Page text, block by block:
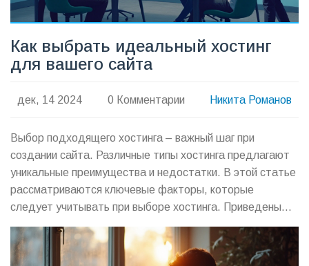
Как выбрать идеальный хостинг
для вашего сайта
дек, 14 2024 0 Комментарии Никита Романов
Выбор подходящего хостинга – важный шаг при
создании сайта. Различные типы хостинга предлагают
уникальные преимущества и недостатки. В этой статье
рассматриваются ключевые факторы, которые
следует учитывать при выборе хостинга. Приведены
советы и факты, которые помогут сделать
информированный выбор, включая безопасность,
стоимость и поддержка клиентов.